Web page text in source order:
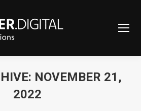
NOVEMBER 21,
2022